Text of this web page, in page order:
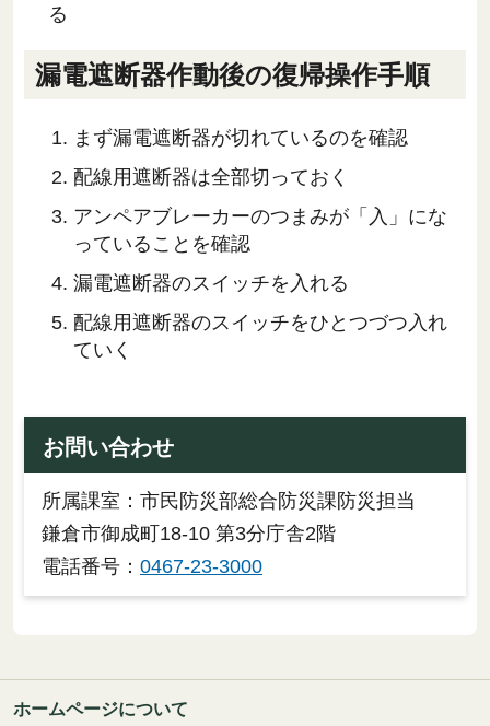
る
漏電遮断器作動後の復帰操作手順
まず漏電遮断器が切れているのを確認
配線用遮断器は全部切っておく
アンペアブレーカーのつまみが「入」にな
っていることを確認
漏電遮断器のスイッチを入れる
配線用遮断器のスイッチをひとつづつ入れ
ていく
お問い合わせ
所属課室：市民防災部総合防災課防災担当
鎌倉市御成町18-10 第3分庁舎2階
電話番号： 0467-23-3000
ホームページについて